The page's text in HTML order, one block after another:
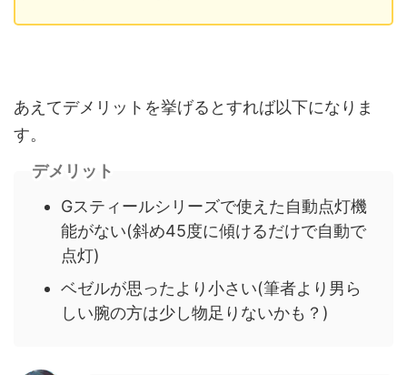
あえてデメリットを挙げるとすれば以下になりま
す。
デメリット
Gスティールシリーズで使えた自動点灯機
能がない(斜め45度に傾けるだけで自動で
点灯)
ベゼルが思ったより小さい(筆者より男ら
しい腕の方は少し物足りないかも？)